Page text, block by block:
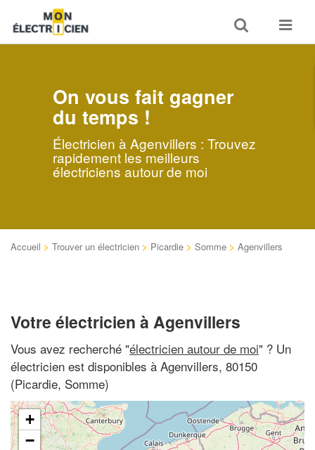
Toggle
search
Toggle
On vous fait gagner
du temps !
Électricien à Agenvillers : Trouvez
rapidement les meilleurs
électriciens autour de moi
Accueil > Trouver un électricien > Picardie > Somme > Agenvillers
Votre électricien à Agenvillers
Vous avez recherché "électricien autour de moi" ? Un
électricien est disponibles à Agenvillers, 80150
(Picardie, Somme)
+
−